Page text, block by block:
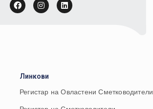
Линкови
Регистар на Овластени Сметководители